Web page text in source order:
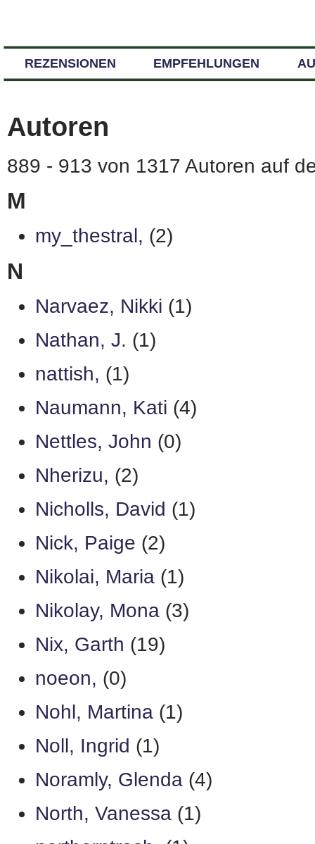
REZENSIONEN EMPFEHLUNGEN
Autoren
889 - 913 von 1317 Autoren auf
M
my_thestral, (2)
N
Narvaez, Nikki (1)
Nathan, J. (1)
nattish, (1)
Naumann, Kati (4)
Nettles, John (0)
Nherizu, (2)
Nicholls, David (1)
Nick, Paige (2)
Nikolai, Maria (1)
Nikolay, Mona (3)
Nix, Garth (19)
noeon, (0)
Nohl, Martina (1)
Noll, Ingrid (1)
Noramly, Glenda (4)
North, Vanessa (1)